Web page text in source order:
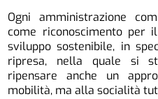
Ogni amministrazione
come riconoscimento per
sviluppo sostenibile, in
ripresa, nella quale si
ripensare anche un
mobilità, ma alla socialità